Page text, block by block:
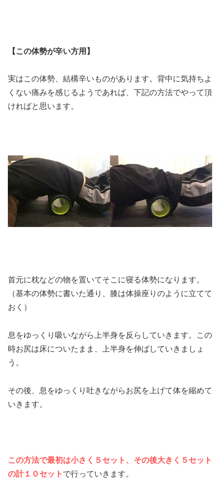
【この体勢が辛い方用】
実はこの体勢、結構辛いものがあります。背中に気持ちよ
くない痛みを感じるようであれば、下記の方法でやって頂
ければと思います。
首元に枕などの物を置いてそこに寝る体勢になります。
（基本の体勢に書いた通り、膝は体操座りのように立てて
おく）
息をゆっくり吸いながら上半身を反らしていきます。この
時お尻は床についたまま、上半身を伸ばしていきましょ
う。
その後、息をゆっくり吐きながらお尻を上げて体を縮めて
いきます。
この方法で最初は小さく５セット、その後大きく５セット
の計１０セット で行っていきます。